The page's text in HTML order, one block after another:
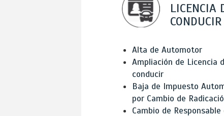
LICENCIA
CONDUCIR
Alta de Automotor
Ampliación de Licencia
conducir
Baja de Impuesto
por Cambio de
Cambio de Responsable